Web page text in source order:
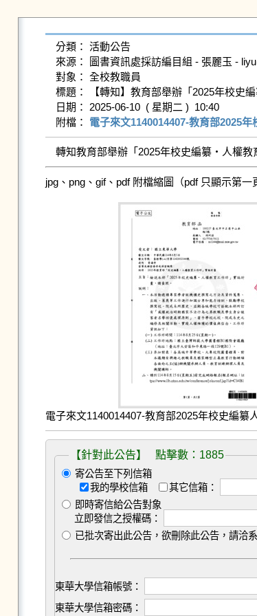
分類： 活動公告
來源： 圖書資訊處採訪編目組 - 張麗玉 -
對象： 全校教職員
標題： 【轉知】教育部舉辦「2025年校史
日期： 2025-06-10  ( 星期二 )  10:40
附檔： 電子來文1140014407-教育部2025
jpg、png、gif、pdf 附檔縮圖（pdf 只顯示第一
電子來文1140014407-教育部2025年校史編纂
【針對此公告】 點擊數：1885
寄公告至下列信箱
我的學校信箱
其它信箱：
即時寄信給公告對象
立即發信之授權碼：
已批次寄出此公告，欲刪除此公告，請洽
東華大學信箱帳號：
東華大學信箱密碼：